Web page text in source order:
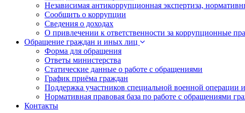
Независимая антикоррупционная экспертиза,
Сообщить о коррупции
Сведения о доходах
О привлечении к ответственности за коррупционные
Обращение граждан и иных лиц
Форма для обращения
Ответы министерства
Статические данные о работе с обращениями
График приёма граждан
Поддержка участников специальной военной операции
Нормативная правовая база по работе с обращениями
Контакты